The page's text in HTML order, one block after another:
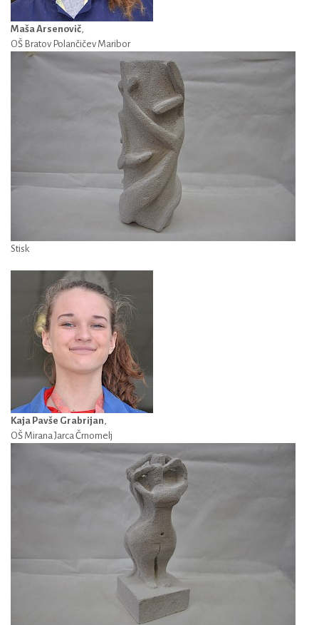
Maša Arsenovič,
OŠ Bratov Polančičev Maribor
Stisk
Kaja Pavše Grabrijan,
OŠ Mirana Jarca Črnomelj